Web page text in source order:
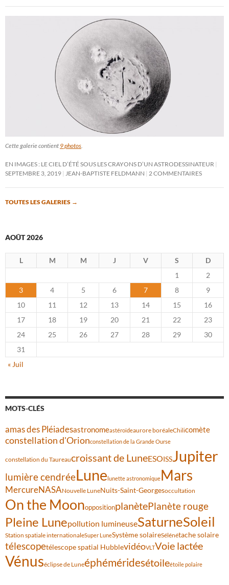
Cette galerie contient 9 photos.
EN IMAGES : LE CIEL D’ÉTÉ SOUS LES CRAYONS D’UN ASTRODESSINATEUR
SEPTEMBRE 3, 2019 JEAN-BAPTISTE FELDMANN 2 COMMENTAIRES
TOUTES LES GALERIES →
AOÛT 2026
L M M J V S
D
1
2
3
4 5 6 7 8
9
10
11 12 13 14 15
16
17
18 19 20 21 22
23
24
25 26 27 28 29
30
31
« Juil
MOTS-CLÉS
amas des Pléiadesastronomeastéroïdeaurore boréaleChilicomète
constellation d'Orionconstellation de la Grande Ourse
constellation du Taureaucroissant de LuneESOISSJupiter
lumière cendréeLune lunette astronomiqueMars
MercureNASANouvelle LuneNuits-Saint-Georgesoccultation
On the MoonoppositionplanètePlanète rouge
Pleine Lunepollution lumineuseSaturneSoleil
Station spatiale internationaleSuper LuneSystème solaireSélénétache solaire
télescopetélescope spatial HubblevidéoVLTVoie lactée
Vénuséclipse de Luneéphéméridesétoileétoile polaire